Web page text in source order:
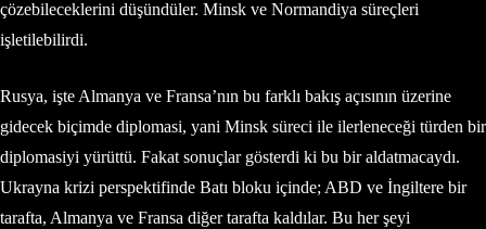
çözebileceklerini düşündüler. Minsk ve Normandiya süreçleri
işletilebilirdi.
Rusya, işte Almanya ve Fransa’nın bu farklı bakış açısının üzerine
gidecek biçimde diplomasi, yani Minsk süreci ile ilerleneceği türden bir
diplomasiyi yürüttü. Fakat sonuçlar gösterdi ki bu bir aldatmacaydı.
Ukrayna krizi perspektifinde Batı bloku içinde; ABD ve İngiltere bir
tarafta, Almanya ve Fransa diğer tarafta kaldılar. Bu her şeyi